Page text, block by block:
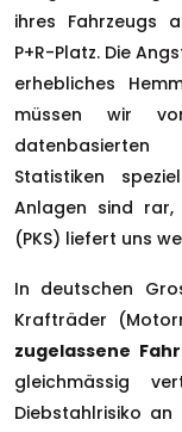
ihres Fahrzeugs
P+R-Platz. Die
erhebliches
müssen wir
datenbasierten
Statistiken
Anlagen sind rar,
(PKS) liefert uns
In deutschen
Krafträder
zugelassene
gleichmässig
Diebstahlrisiko